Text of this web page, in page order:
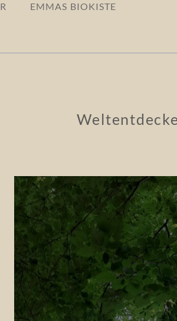
EMMAS BIOKISTE